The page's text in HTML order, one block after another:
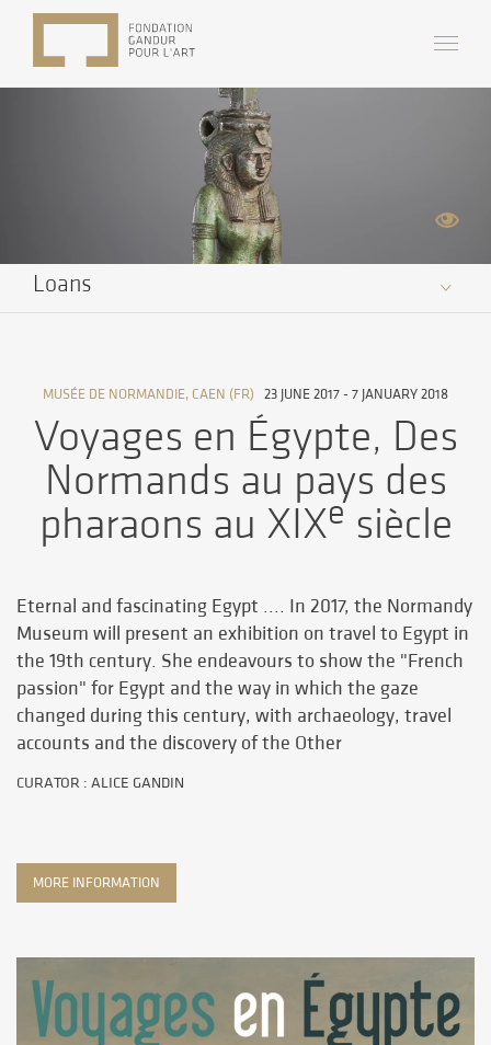
Loans
MUSÉE DE NORMANDIE, CAEN (FR) 23 JUNE 2017 - 7 JANUARY 2018
Voyages en Égypte, Des
Normands au pays des
pharaons au XIXe siècle
Eternal and fascinating Egypt .... In 2017, the Normandy
Museum will present an exhibition on travel to Egypt in
the 19th century. She endeavours to show the "French
passion" for Egypt and the way in which the gaze
changed during this century, with archaeology, travel
accounts and the discovery of the Other
CURATOR : ALICE GANDIN
MORE INFORMATION